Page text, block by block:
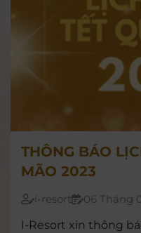
THÔNG BÁO
MÃO 2023
i-resort 06 Tháng
I-Resort xin thông